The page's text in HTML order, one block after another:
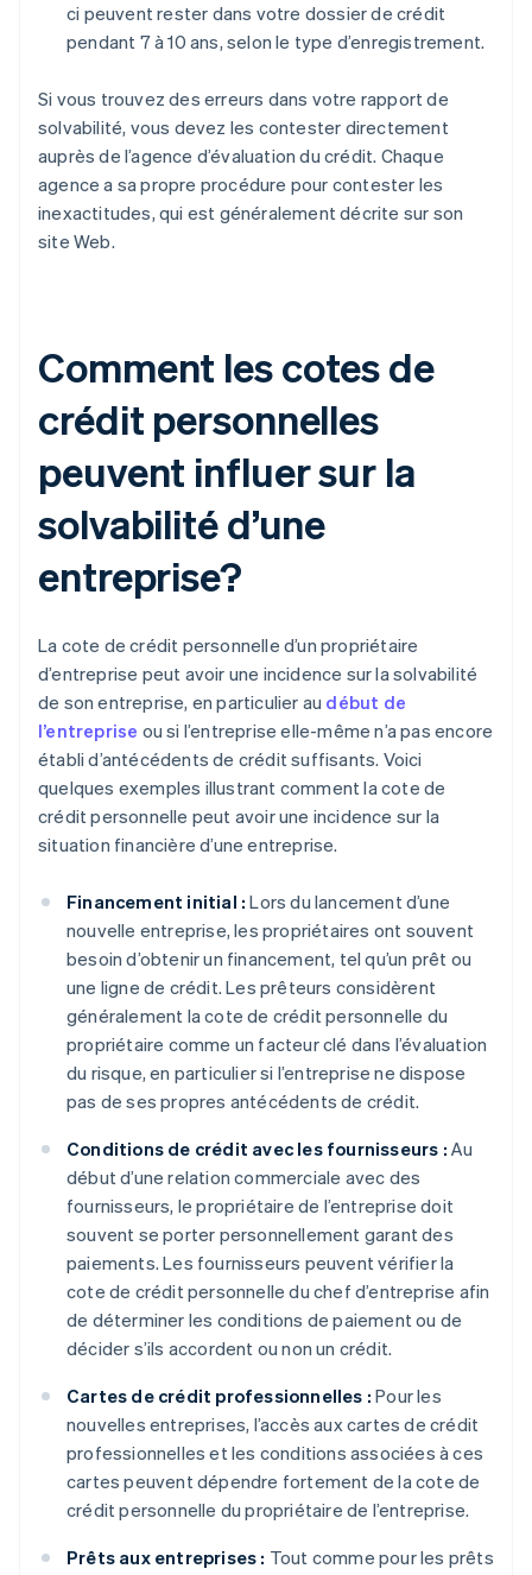
ci peuvent rester dans votre dossier de crédit
pendant 7 à 10 ans, selon le type d’enregistrement.
Si vous trouvez des erreurs dans votre rapport de
solvabilité, vous devez les contester directement
auprès de l’agence d’évaluation du crédit. Chaque
agence a sa propre procédure pour contester les
inexactitudes, qui est généralement décrite sur son
site Web.
Comment les cotes de
crédit personnelles
peuvent influer sur la
solvabilité d’une
entreprise?
La cote de crédit personnelle d’un propriétaire
d’entreprise peut avoir une incidence sur la solvabilité
de son entreprise, en particulier au début de
l’entreprise ou si l’entreprise elle-même n’a pas encore
établi d’antécédents de crédit suffisants. Voici
quelques exemples illustrant comment la cote de
crédit personnelle peut avoir une incidence sur la
situation financière d’une entreprise.
Financement initial : Lors du lancement d’une
nouvelle entreprise, les propriétaires ont souvent
besoin d’obtenir un financement, tel qu’un prêt ou
une ligne de crédit. Les prêteurs considèrent
généralement la cote de crédit personnelle du
propriétaire comme un facteur clé dans l’évaluation
du risque, en particulier si l’entreprise ne dispose
pas de ses propres antécédents de crédit.
Conditions de crédit avec les fournisseurs : Au
début d’une relation commerciale avec des
fournisseurs, le propriétaire de l’entreprise doit
souvent se porter personnellement garant des
paiements. Les fournisseurs peuvent vérifier la
cote de crédit personnelle du chef d’entreprise afin
de déterminer les conditions de paiement ou de
décider s’ils accordent ou non un crédit.
Cartes de crédit professionnelles : Pour les
nouvelles entreprises, l’accès aux cartes de crédit
professionnelles et les conditions associées à ces
cartes peuvent dépendre fortement de la cote de
crédit personnelle du propriétaire de l’entreprise.
Prêts aux entreprises : Tout comme pour les prêts